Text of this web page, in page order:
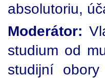
absolutoriu,
Moderátor:
studium od
studijní